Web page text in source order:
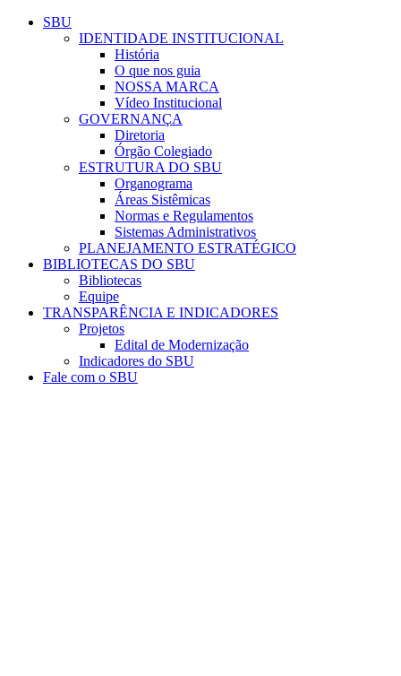
Conteúdo principal
SBU
IDENTIDADE INSTITUCIONAL
História
O que nos guia
NOSSA MARCA
Vídeo Institucional
GOVERNANÇA
Diretoria
Órgão Colegiado
ESTRUTURA DO SBU
Organograma
Áreas Sistêmicas
Normas e Regulamentos
Sistemas Administrativos
PLANEJAMENTO ESTRATÉGICO
BIBLIOTECAS DO SBU
Bibliotecas
Equipe
TRANSPARÊNCIA E INDICADORES
Projetos
Edital de Modernização
Indicadores do SBU
Fale com o SBU